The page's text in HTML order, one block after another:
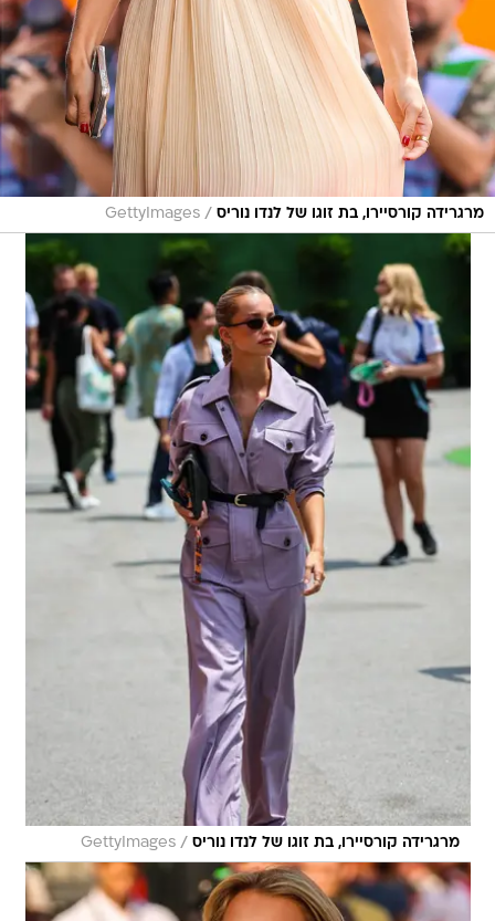
מרגרידה קורסיירו, בת זוגו של לנדו נוריס /
GettyImages
מרגרידה קורסיירו, בת זוגו של לנדו נוריס /
GettyImages